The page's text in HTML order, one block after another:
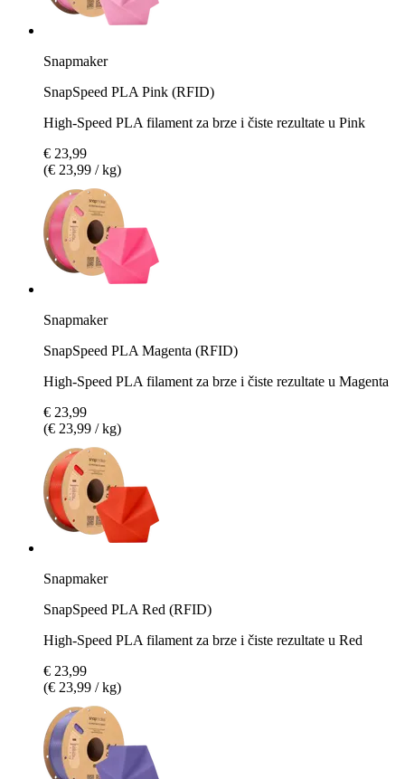
Snapmaker
SnapSpeed PLA Pink (RFID)
High-Speed PLA filament za brze i čiste rezultate u Pink
€ 23,99
(€ 23,99 / kg)
Snapmaker
SnapSpeed PLA Magenta (RFID)
High-Speed PLA filament za brze i čiste rezultate u Magenta
€ 23,99
(€ 23,99 / kg)
Snapmaker
SnapSpeed PLA Red (RFID)
High-Speed PLA filament za brze i čiste rezultate u Red
€ 23,99
(€ 23,99 / kg)